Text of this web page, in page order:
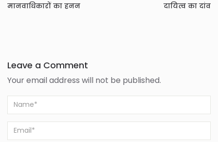
मानवाधिकारों का हनन दायित्व का दांव
Leave a Comment
Your email address will not be published.